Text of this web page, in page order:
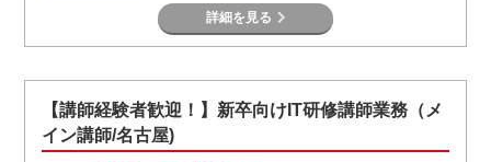
詳細を見る
【講師経験者歓迎！】新卒向けIT研修講師業務（メ
イン講師/名古屋)